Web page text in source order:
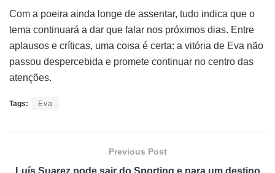
Com a poeira ainda longe de assentar, tudo indica que o
tema continuará a dar que falar nos próximos dias. Entre
aplausos e críticas, uma coisa é certa: a vitória de Eva não
passou despercebida e promete continuar no centro das
atenções.
Tags: Eva
Previous Post
Luís Suarez pode sair do Sporting e para um destino